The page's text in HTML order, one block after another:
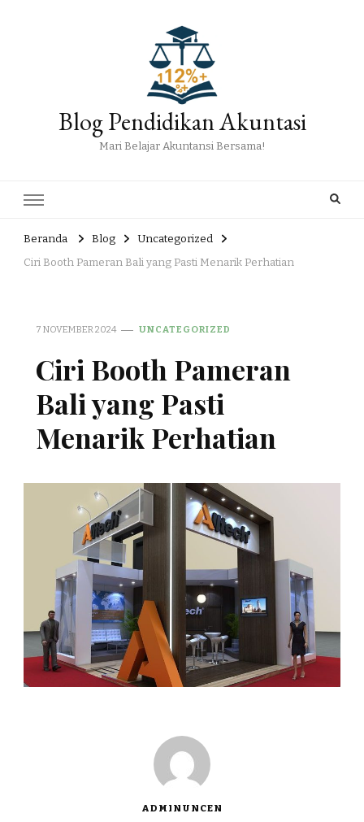
Blog Pendidikan Akuntasi
Mari Belajar Akuntansi Bersama!
Beranda Blog
Uncategorized
Ciri Booth Pameran Bali yang Pasti Menarik Perhatian
7 NOVEMBER 2024 UNCATEGORIZED
Ciri Booth Pameran
Bali yang Pasti
Menarik Perhatian
ADMINUNCEN